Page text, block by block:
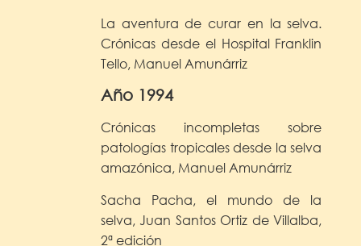
La aventura de curar en la selva.
Crónicas desde el Hospital Franklin
Tello, Manuel Amunárriz
Año 1994
Crónicas incompletas sobre
patologías tropicales desde la selva
amazónica, Manuel Amunárriz
Sacha Pacha, el mundo de la
selva, Juan Santos Ortiz de Villalba,
2ª edición